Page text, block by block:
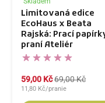
Limitovaná edice
EcoHaus x Beata
Rajská: Prací
praní Ateliér
59,00 Kč69,00 Kč
11,80 Kč/pranie